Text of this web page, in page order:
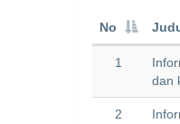
No
1
dan
2